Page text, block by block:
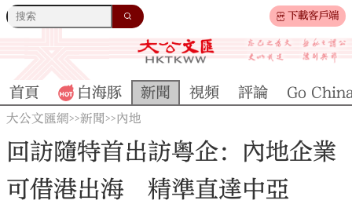
下載客戶端
首頁 白海豚 新聞 視頻 評論 Go
大公文匯網>>新聞>>內地
回訪隨特首出訪粵企：內地企業
可借港出海 精準直達中亞